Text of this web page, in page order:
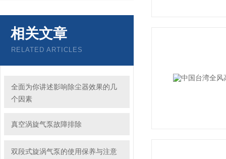
相关文章
RELATED ARTICLES
全面为你讲述影响除尘器效果的几
个因素
真空涡旋气泵故障排除
双段式旋涡气泵的使用保养与注意